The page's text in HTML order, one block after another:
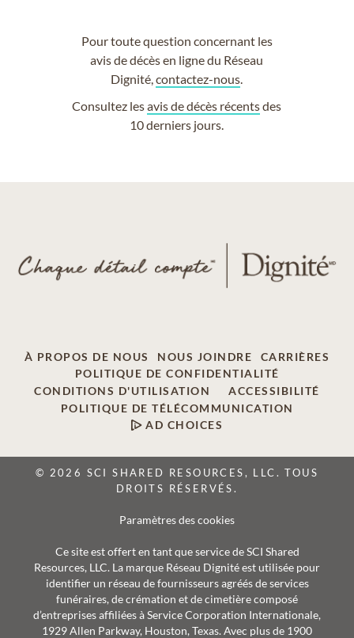
Pour toute question concernant les
avis de décès en ligne du Réseau
Dignité,contactez-nous
Consultez lesavis de décès récentsdes
10 derniers jours.
À PROPOS DE NOUS NOUS JOINDRE
CARRIÈRES
POLITIQUE DE CONFIDENTIALITÉ
CONDITIONS D'UTILISATION
ACCESSIBILITÉ
POLITIQUE DE TÉLÉCOMMUNICATION
AD CHOICES
© 2026 SCI SHARED RESOURCES, LLC. TOUS
DROITS RÉSERVÉS.
Paramètres des cookies
Ce site est offert en tant que service de SCI Shared
Resources, LLC. La marque Réseau Dignité est utilisée pour
identifier un réseau de fournisseurs agréés de services
funéraires, de crémation et de cimetière composé
d’entreprises affiliées à Service Corporation Internationale,
1929 Allen Parkway, Houston, Texas. Avec plus de 1900